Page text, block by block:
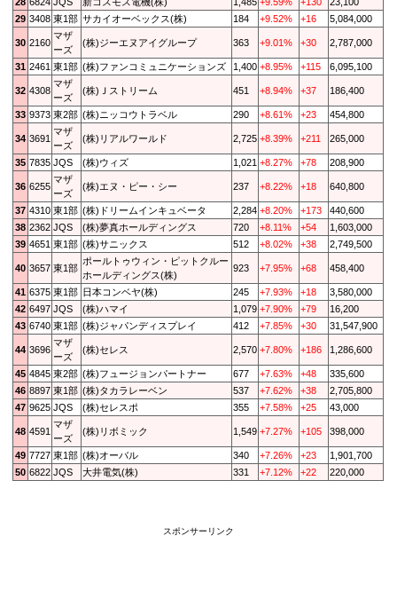
29 3408 東1部 サカイオーベックス(株) 184 +9.52% +16 5,084,000
30 2160
マザ
ーズ
(株)ジーエヌアイグループ 363 +9.01% +30 2,787,000
31 2461 東1部 (株)ファンコミュニケーションズ 1,400 +8.95% +115 6,095,100
32 4308
マザ
ーズ
(株)Ｊストリーム 451 +8.94% +37 186,400
33 9373 東2部 (株)ニッコウトラベル 290 +8.61% +23 454,800
34 3691
マザ
ーズ
(株)リアルワールド 2,725 +8.39% +211 265,000
35 7835 JQS (株)ウィズ 1,021 +8.27% +78 208,900
36 6255
マザ
ーズ
(株)エヌ・ピー・シー 237 +8.22% +18 640,800
37 4310 東1部 (株)ドリームインキュベータ 2,284 +8.20% +173
440,600
38 2362 JQS (株)夢真ホールディングス 720 +8.11% +54
1,603,000
39 4651 東1部 (株)サニックス 512 +8.02% +38 2,749,500
40 3657 東1部
ポールトゥウィン・ピットクルー
ホールディングス(株)
923 +7.95% +68 458,400
41 6375 東1部 日本コンベヤ(株) 245 +7.93% +18
3,580,000
42 6497 JQS (株)ハマイ 1,079 +7.90% +79
16,200
43 6740 東1部 (株)ジャパンディスプレイ 412 +7.85% +30 31,547,900
44 3696
マザ
ーズ
(株)セレス 2,570 +7.80% +186 1,286,600
45 4845 東2部 (株)フュージョンパートナー 677 +7.63% +48
335,600
46 8897 東1部 (株)タカラレーベン 537 +7.62% +38
2,705,800
47 9625 JQS (株)セレスポ 355 +7.58% +25 43,000
48 4591
マザ
ーズ
(株)リボミック 1,549 +7.27% +105 398,000
49 7727 東1部 (株)オーバル 340 +7.26% +23
1,901,700
50 6822 JQS 大井電気(株) 331 +7.12% +22 220,000
スポンサーリンク